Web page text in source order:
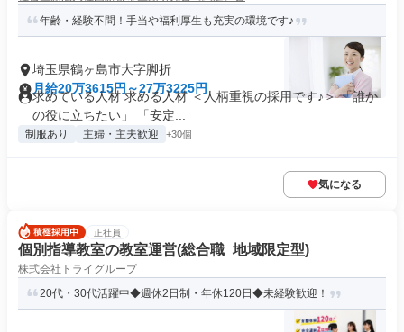
年齢・経験不問！手当や福利厚生も充実の環境です♪
埼玉県鶴ヶ島市大字脚折
月給20万3615円～27万3225円
求めている人材 求める人材 ＜人柄重視の採用です♪＞ 「誰か
の役に立ちたい」 「安定...
制服あり 主婦・主夫歓迎 +30個
気になる
正社員
個別指導教室の教室運営(総合職_地域限定型)
株式会社トライグループ
20代・30代活躍中◆週休2日制・年休120日◆未経験歓迎！